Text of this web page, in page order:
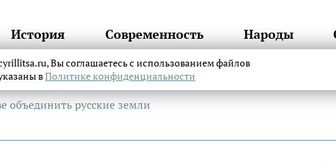
История Современность Народы
объединить русские земли
Вы соглашаетесь с использованием файлов
вПолитике конфиденциальности